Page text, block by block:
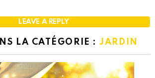
LEAVE A REPLY
LA CATÉGORIE :JARDIN